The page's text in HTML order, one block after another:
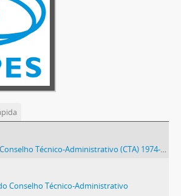
Técnico-Administrativo (CTA) 1974-1981
Conselho Técnico-Administrativo